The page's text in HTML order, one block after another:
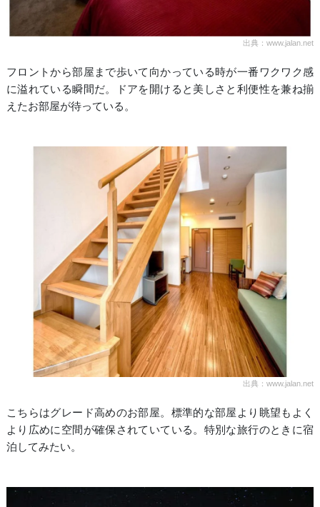
出典：www.jalan.net
フロントから部屋まで歩いて向かっている時が一番ワクワク感
に溢れている瞬間だ。ドアを開けると美しさと利便性を兼ね揃
えたお部屋が待っている。
出典：www.jalan.net
こちらはグレード高めのお部屋。標準的な部屋より眺望もよく
より広めに空間が確保されていている。特別な旅行のときに宿
泊してみたい。